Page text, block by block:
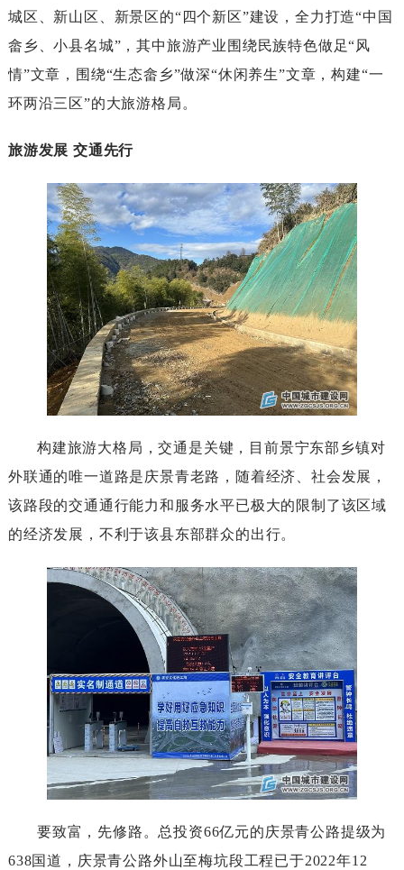
城区、新山区、新景区的“四个新区”建设，全力打造“中国
畲乡、小县名城”，其中旅游产业围绕民族特色做足“风
情”文章，围绕“生态畲乡”做深“休闲养生”文章，构建“一
环两沿三区”的大旅游格局。
旅游发展交通先行
构建旅游大格局，交通是关键，目前景宁东部乡镇对
外联通的唯一道路是庆景青老路，随着经济、社会发展，
该路段的交通通行能力和服务水平已极大的限制了该区域
的经济发展，不利于该县东部群众的出行。
要致富，先修路。总投资66亿元的庆景青公路提级为
638国道，庆景青公路外山至梅坑段工程已于2022年12